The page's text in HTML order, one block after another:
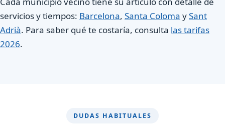
servicios y tiempos: Barcelona, Santa Coloma ySant
Adrià. Para saber qué te costaría, consulta las tarifas
2026.
DUDAS HABITUALES